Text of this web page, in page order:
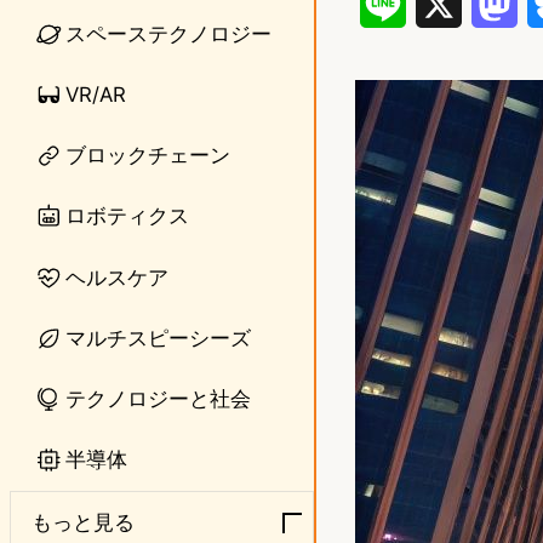
スペーステクノロジー
VR/AR
ブロックチェーン
ロボティクス
ヘルスケア
マルチスピーシーズ
テクノロジーと社会
半導体
もっと見る
s
o
d
o
n